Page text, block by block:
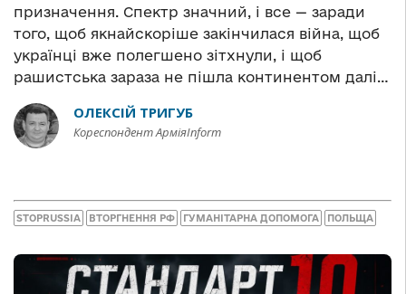
призначення. Спектр значний, і все — заради
того, щоб якнайскоріше закінчилася війна, щоб
українці вже полегшено зітхнули, і щоб
рашистська зараза не пішла континентом далі…
ОЛЕКСІЙ ТРИГУБ
Кореспондент АрміяInform
STOPRUSSIA ВТОРГНЕННЯ РФ ГУМАНІТАРНА ДОПОМОГА ПОЛЬЩА